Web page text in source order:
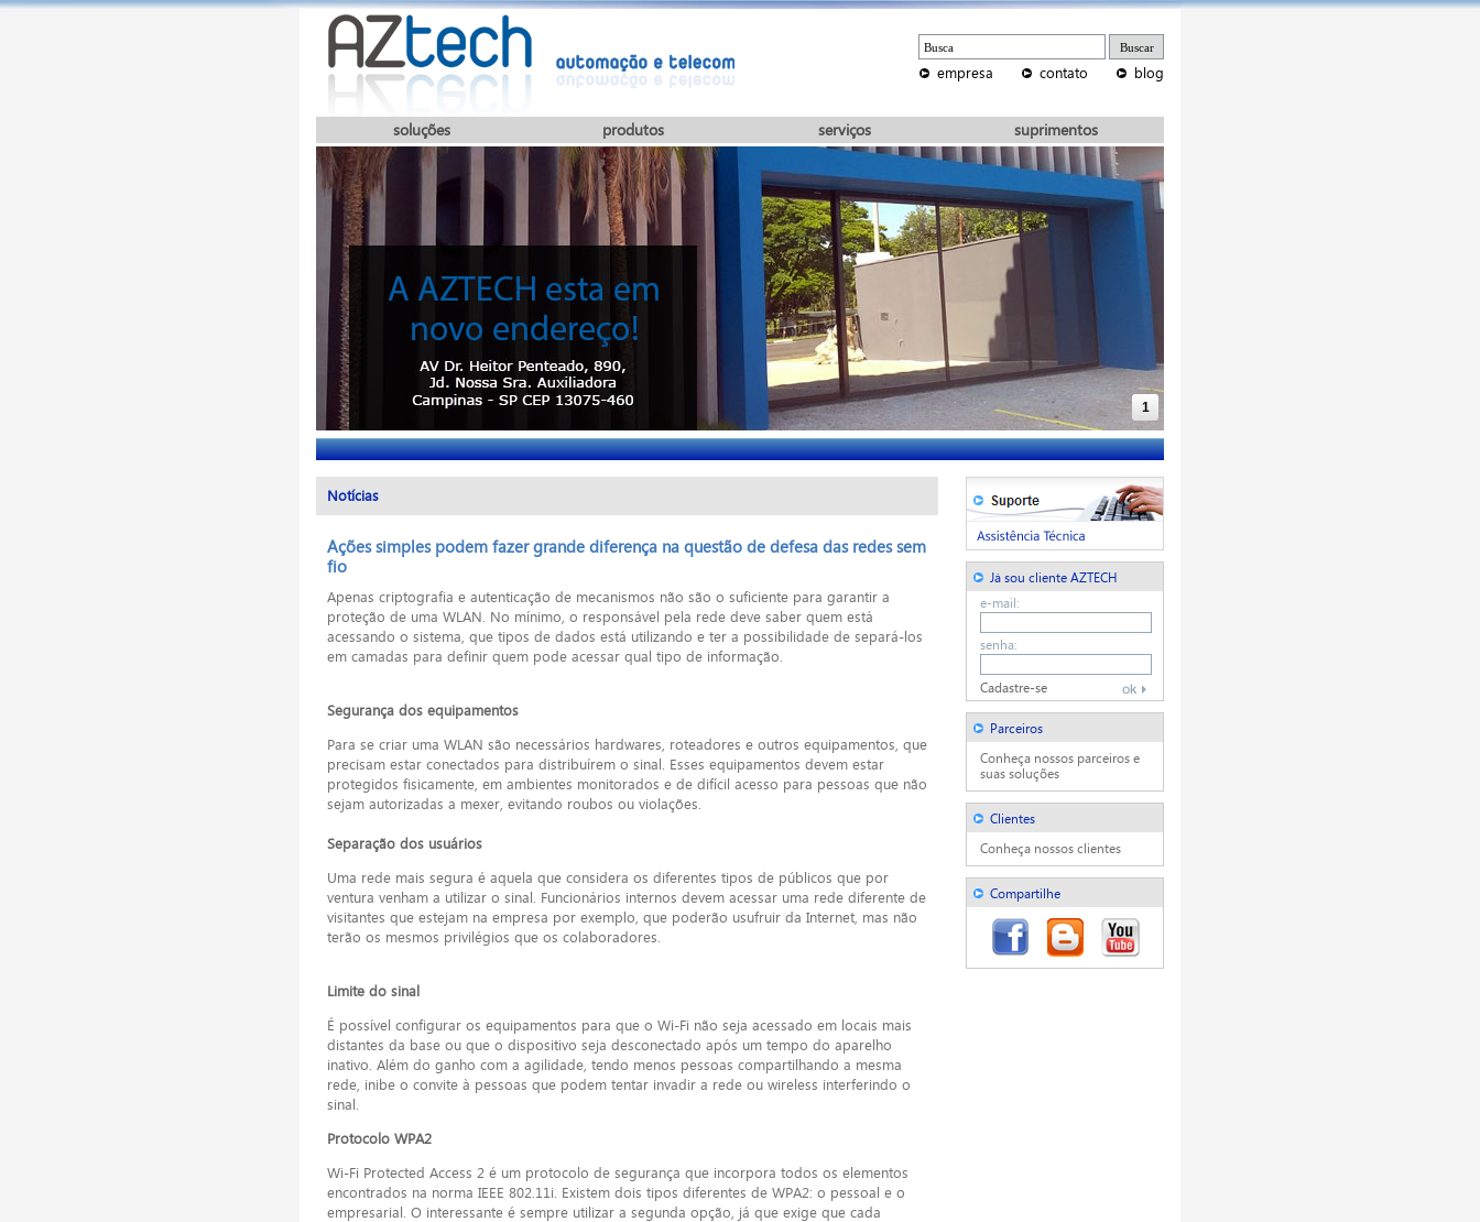
blog
contato
empresa
soluções produtos serviços suprimentos
1
Notícias
Ações simples podem fazer grande diferença na questão de defesa das redes sem
fio
Apenas criptografia e autenticação de mecanismos não são o suficiente para garantir a
proteção de uma WLAN. No mínimo, o responsável pela rede deve saber quem está
acessando o sistema, que tipos de dados está utilizando e ter a possibilidade de separá-los
em camadas para definir quem pode acessar qual tipo de informação.
Segurança dos equipamentos
Para se criar uma WLAN são necessários hardwares, roteadores e outros equipamentos, que
precisam estar conectados para distribuírem o sinal. Esses equipamentos devem estar
protegidos fisicamente, em ambientes monitorados e de difícil acesso para pessoas que não
sejam autorizadas a mexer, evitando roubos ou violações.
Separação dos usuários
Uma rede mais segura é aquela que considera os diferentes tipos de públicos que por
ventura venham a utilizar o sinal. Funcionários internos devem acessar uma rede diferente de
visitantes que estejam na empresa por exemplo, que poderão usufruir da Internet, mas não
terão os mesmos privilégios que os colaboradores.
Limite do sinal
É possível configurar os equipamentos para que o Wi-Fi não seja acessado em locais mais
distantes da base ou que o dispositivo seja desconectado após um tempo do aparelho
inativo. Além do ganho com a agilidade, tendo menos pessoas compartilhando a mesma
rede, inibe o convite à pessoas que podem tentar invadir a rede ou wireless interferindo o
sinal.
Protocolo WPA2
Wi-Fi Protected Access 2 é um protocolo de segurança que incorpora todos os elementos
encontrados na norma IEEE 802.11i. Existem dois tipos diferentes de WPA2: o pessoal e o
empresarial. O interessante é sempre utilizar a segunda opção, já que exige que cada
Já sou cliente AZTECH
e-mail:
senha:
Cadastre-se
Parceiros
Conheça nossos parceiros e
suas soluções
Clientes
Conheça nossos clientes
Compartilhe